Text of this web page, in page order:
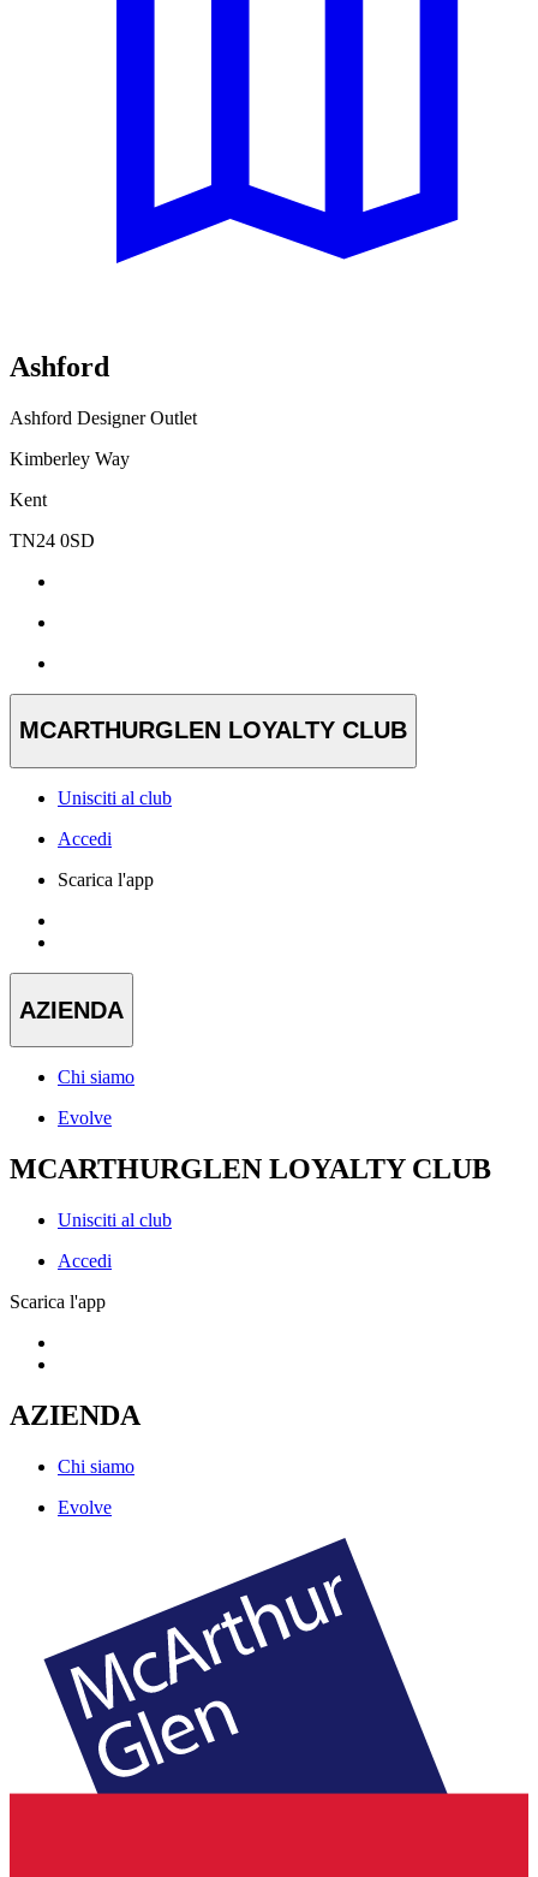
Ashford
Ashford Designer Outlet
Kimberley Way
Kent
TN24 0SD
MCARTHURGLEN LOYALTY CLUB
Unisciti al club
Accedi
Scarica l'app
AZIENDA
Chi siamo
Evolve
MCARTHURGLEN LOYALTY CLUB
Unisciti al club
Accedi
Scarica l'app
AZIENDA
Chi siamo
Evolve